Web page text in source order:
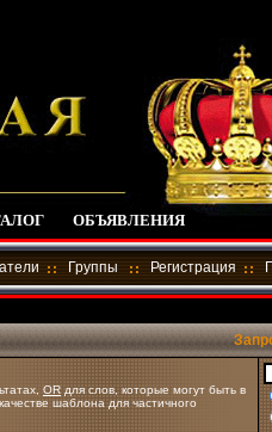
ОБЪЯВЛЕНИЯ
Группы Регистрация
OR для слов, которые могут быть в
шаблона для частичного